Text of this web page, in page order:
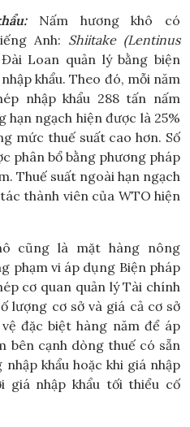
Nấm hương khô có
Anh: Shiitake (Lentinus
Loan quản lý bằng biện
khẩu. Theo đó, mỗi năm
nhập khẩu 288 tấn nấm
ngạch hiện được là 25%
mức thuế suất cao hơn. Số
phân bổ bằng phương pháp
Thuế suất ngoài hạn ngạch
thành viên của WTO hiện
cũng là mặt hàng nông
phạm vi áp dụng Biện pháp
cơ quan quản lý Tài chính
lượng cơ sở và giá cả cơ sở
đặc biệt hàng năm để áp
bên cạnh dòng thuế có sẵn
khẩu hoặc khi giá nhập
giá nhập khẩu tối thiểu cố